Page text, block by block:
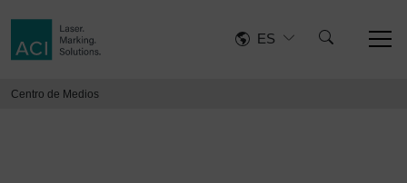
ES
Centro de Medios